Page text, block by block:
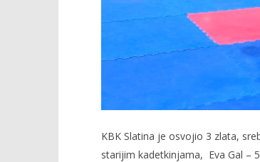
KBK Slatina je osvojio 3 zlata,
starijim kadetkinjama, Eva Gal –